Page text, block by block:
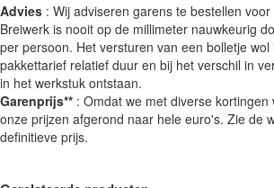
Advies : Wij adviseren garens te bestellen
Breiwerk is nooit op de millimeter nauwkeurig
per persoon. Het versturen van een bolletje wol
pakkettarief relatief duur en bij het verschil in
in het werkstuk ontstaan.
Garenprijs** : Omdat we met diverse
onze prijzen afgerond naar hele euro's. Zie de
definitieve prijs.